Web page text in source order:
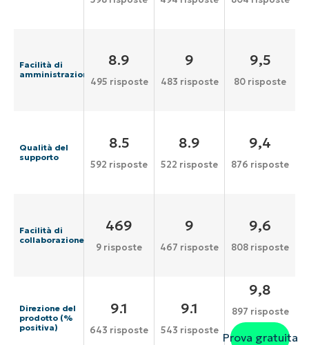
Facilità di
amministrazione
8.9
495 risposte
9
483 risposte
9,5
80 risposte
Qualità del
supporto
8.5
592 risposte
8.9
522 risposte
9,4
876 risposte
Facilità di
collaborazione
469
9 risposte
9
467 risposte
9,6
808 risposte
Direzione del
prodotto (%
positiva)
9.1
643 risposte
9.1
543 risposte
9,8
897 risposte
Prova gratuita